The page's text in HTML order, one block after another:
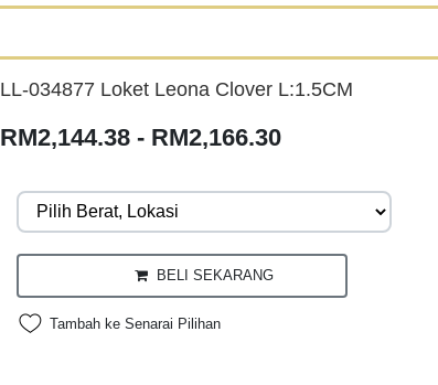
LL-034877 Loket Leona Clover L:1.5CM
RM2,144.38 - RM2,166.30
BELI SEKARANG
Tambah ke Senarai Pilihan